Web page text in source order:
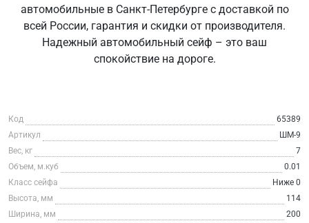
автомобильные в Санкт-Петербурге с доставкой по
всей России, гарантия и скидки от производителя.
Надежный автомобильный сейф – это ваш
спокойствие на дороге.
Код
65389
Артикул
ШМ-9
Вес, кг
7
Объем, м.куб
0.01
Класс сейфа
Ниже 0
Высота, мм
114
Ширина, мм
200